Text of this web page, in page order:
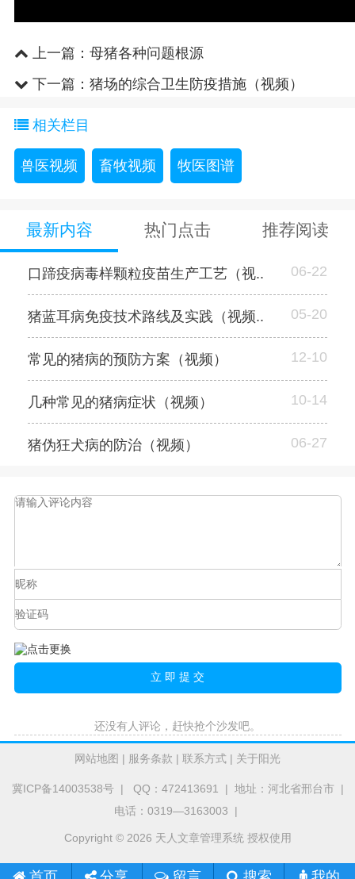
上一篇： 母猪各种问题根源
下一篇： 猪场的综合卫生防疫措施（视频）
相关栏目
兽医视频 畜牧视频 牧医图谱
最新内容 热门点击 推荐阅读
口蹄疫病毒样颗粒疫苗生产工艺（视.. 06-22
猪蓝耳病免疫技术路线及实践（视频.. 05-20
常见的猪病的预防方案（视频） 12-10
几种常见的猪病症状（视频） 10-14
猪伪狂犬病的防治（视频） 06-27
还没有人评论，赶快抢个沙发吧。
网站地图 | 服务条款 | 联系方式 | 关于阳光
冀ICP备14003538号| QQ：472413691 | 地址：河北省邢台市 |
电话：0319—3163003 |
Copyright © 2026 天人文章管理系统 授权使用